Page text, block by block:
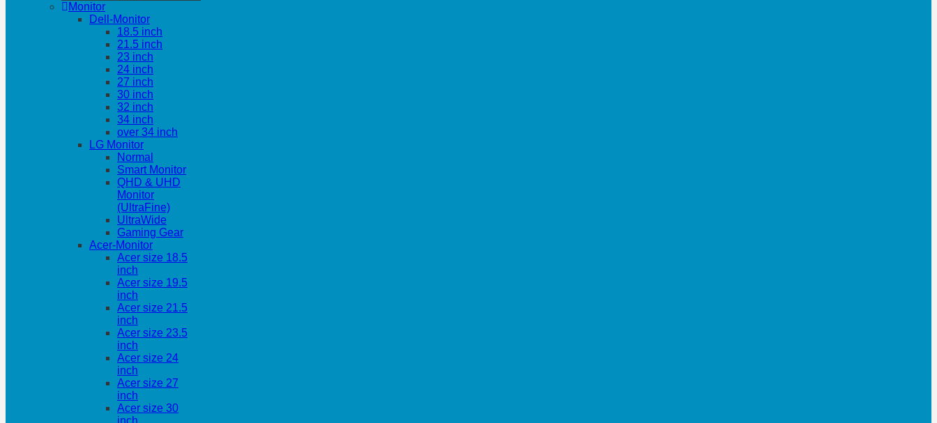
Monitor
Dell-Monitor
18.5 inch
21.5 inch
23 inch
24 inch
27 inch
30 inch
32 inch
34 inch
over 34 inch
LG Monitor
Normal
Smart Monitor
QHD & UHD
Monitor
(UltraFine)
UltraWide
Gaming Gear
Acer-Monitor
Acer size 18.5
inch
Acer size 19.5
inch
Acer size 21.5
inch
Acer size 23.5
inch
Acer size 24
inch
Acer size 27
inch
Acer size 30
inch